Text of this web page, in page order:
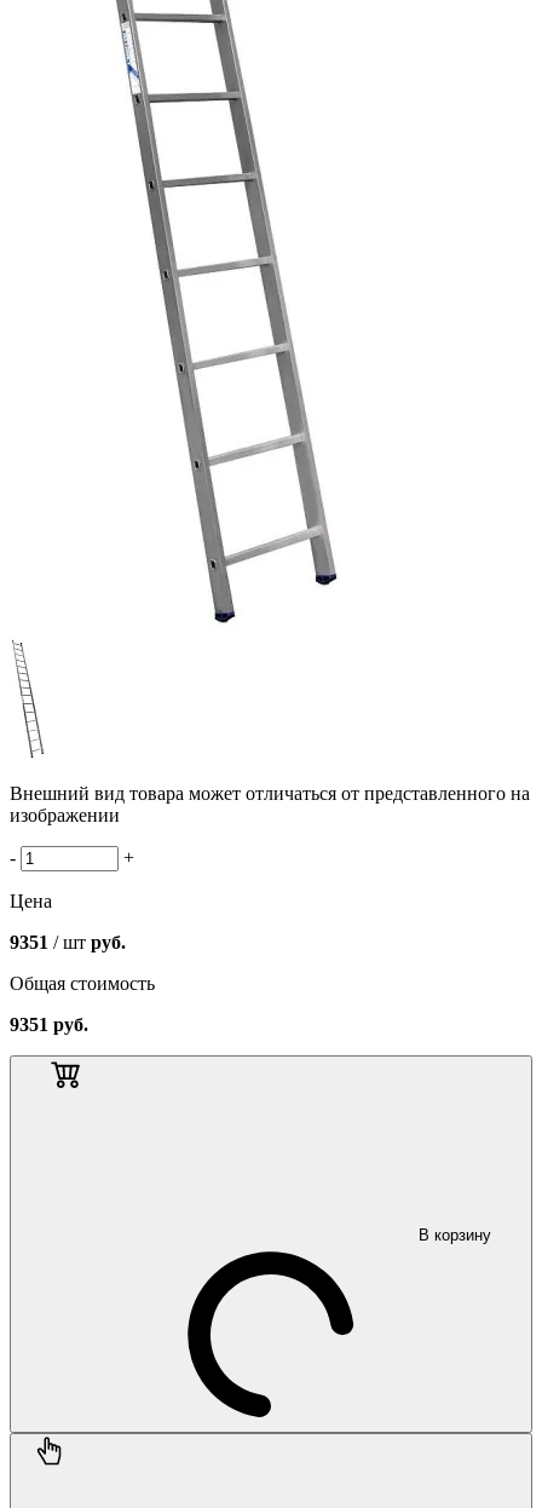
Внешний вид товара может отличаться от представленного на
изображении
- +
Цена
9351 / шт руб.
Общая стоимость
9351 руб.
В корзину